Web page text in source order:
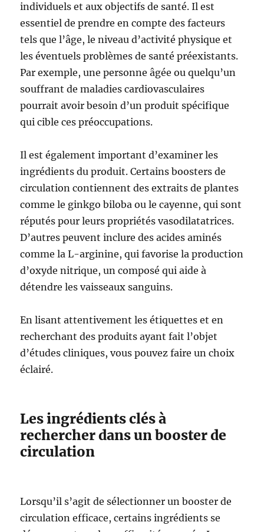
individuels et aux objectifs de santé. Il est
essentiel de prendre en compte des facteurs
tels que l’âge, le niveau d’activité physique et
les éventuels problèmes de santé préexistants.
Par exemple, une personne âgée ou quelqu’un
souffrant de maladies cardiovasculaires
pourrait avoir besoin d’un produit spécifique
qui cible ces préoccupations.
Il est également important d’examiner les
ingrédients du produit. Certains boosters de
circulation contiennent des extraits de plantes
comme le ginkgo biloba ou le cayenne, qui sont
réputés pour leurs propriétés vasodilatatrices.
D’autres peuvent inclure des acides aminés
comme la L-arginine, qui favorise la production
d’oxyde nitrique, un composé qui aide à
détendre les vaisseaux sanguins.
En lisant attentivement les étiquettes et en
recherchant des produits ayant fait l’objet
d’études cliniques, vous pouvez faire un choix
éclairé.
Les ingrédients clés à
rechercher dans un booster de
circulation
Lorsqu’il s’agit de sélectionner un booster de
circulation efficace, certains ingrédients se